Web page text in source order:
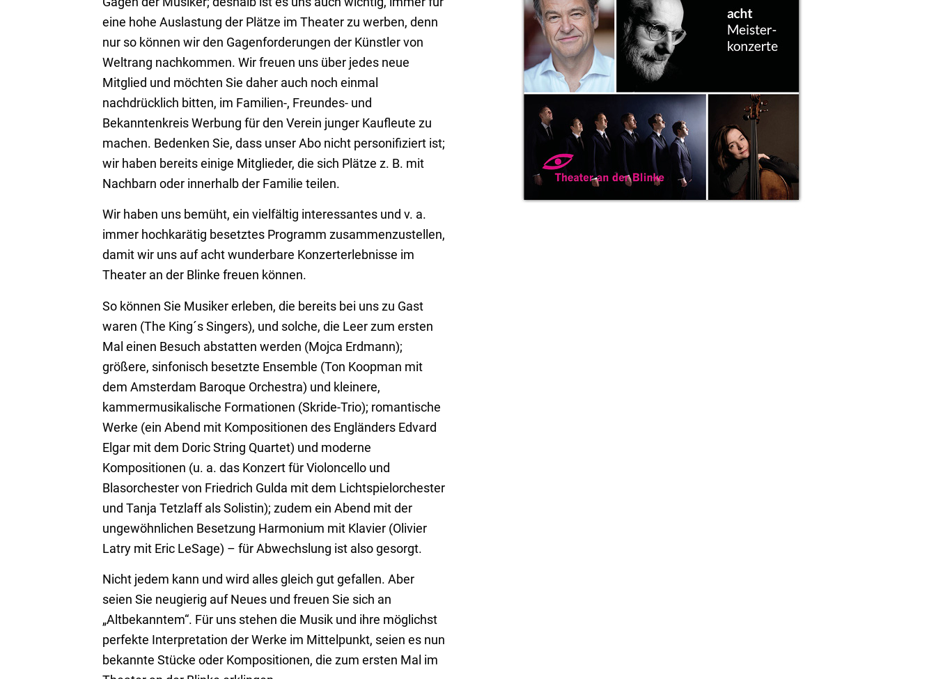
eine hohe Auslastung der Plätze im Theater zu werben, denn
nur so können wir den Gagenforderungen der Künstler von
Weltrang nachkommen. Wir freuen uns über jedes neue
Mitglied und möchten Sie daher auch noch einmal
nachdrücklich bitten, im Familien-, Freundes- und
Bekanntenkreis Werbung für den Verein junger Kaufleute zu
machen. Bedenken Sie, dass unser Abo nicht personifiziert ist;
wir haben bereits einige Mitglieder, die sich Plätze z. B. mit
Nachbarn oder innerhalb der Familie teilen.
Wir haben uns bemüht, ein vielfältig interessantes und v. a.
immer hochkarätig besetztes Programm zusammenzustellen,
damit wir uns auf acht wunderbare Konzerterlebnisse im
Theater an der Blinke freuen können.
So können Sie Musiker erleben, die bereits bei uns zu Gast
waren (The King´s Singers), und solche, die Leer zum ersten
Mal einen Besuch abstatten werden (Mojca Erdmann);
größere, sinfonisch besetzte Ensemble (Ton Koopman mit
dem Amsterdam Baroque Orchestra) und kleinere,
kammermusikalische Formationen (Skride-Trio); romantische
Werke (ein Abend mit Kompositionen des Engländers Edvard
Elgar mit dem Doric String Quartet) und moderne
Kompositionen (u. a. das Konzert für Violoncello und
Blasorchester von Friedrich Gulda mit dem Lichtspielorchester
und Tanja Tetzlaff als Solistin); zudem ein Abend mit der
ungewöhnlichen Besetzung Harmonium mit Klavier (Olivier
Latry mit Eric LeSage) – für Abwechslung ist also gesorgt.
Nicht jedem kann und wird alles gleich gut gefallen. Aber
seien Sie neugierig auf Neues und freuen Sie sich an
„Altbekanntem“. Für uns stehen die Musik und ihre möglichst
perfekte Interpretation der Werke im Mittelpunkt, seien es nun
bekannte Stücke oder Kompositionen, die zum ersten Mal im